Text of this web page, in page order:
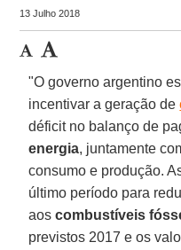
13 Julho 2018
"O governo argentino
incentivar a geração de
déficit no balanço de
energia, juntamente
consumo e produção.
último período para
aoscombustíveis
previstos 2017 e os